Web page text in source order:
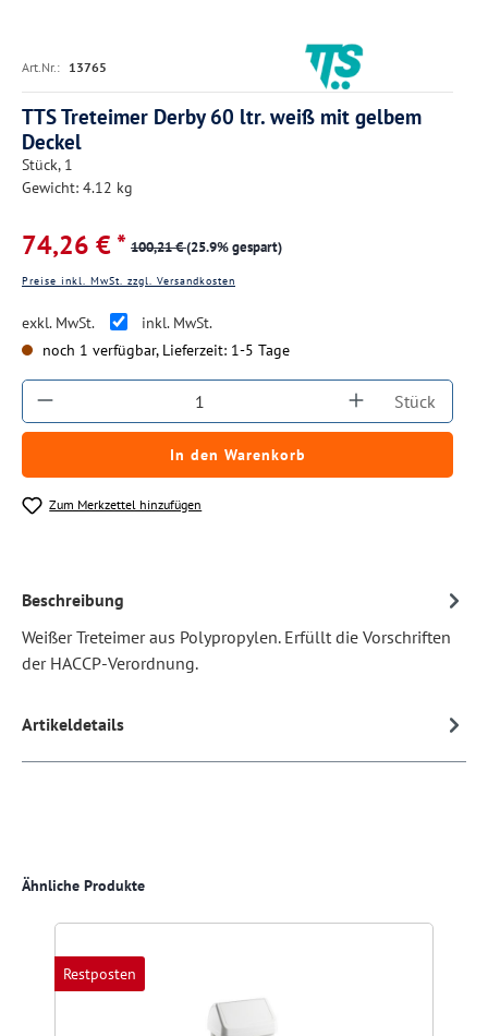
Art.Nr.: 13765
TTS Treteimer Derby 60 ltr. weiß mit gelbem
Deckel
Stück, 1
Gewicht: 4.12 kg
74,26 € * 100,21 €(25.9% gespart)
Preise inkl. MwSt. zzgl. Versandkosten
exkl. MwSt.
inkl. MwSt.
noch 1 verfügbar, Lieferzeit: 1-5 Tage
Produkt Anzahl: Gib den gewünschten
Stück
In den Warenkorb
Zum Merkzettel hinzufügen
Beschreibung
Weißer Treteimer aus Polypropylen. Erfüllt die Vorschriften
der HACCP-Verordnung.
Artikeldetails
Produktgalerie überspringen
Ähnliche Produkte
Restposten